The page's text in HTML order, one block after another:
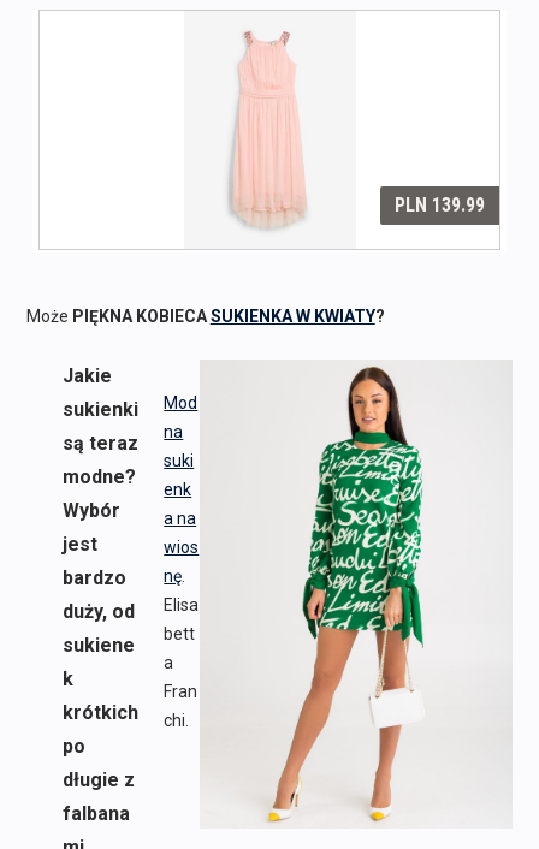
Może PIĘKNA KOBIECASUKIENKA W KWIATY?
Mod
na
suki
enk
a na
wios
nę
Elisa
bett
a
Fran
chi.
Jakie
sukienki
są teraz
modne?
Wybór
jest
bardzo
duży, od
sukiene
k
krótkich
po
długie z
falbana